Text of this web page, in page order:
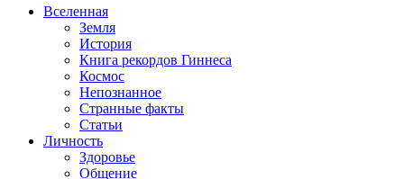
Вселенная
Земля
История
Книга рекордов Гиннеса
Космос
Непознанное
Странные факты
Статьи
Личность
Здоровье
Общение